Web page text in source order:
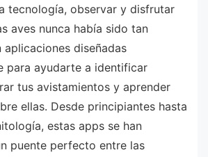
tecnología, observar y disfrutar
aves nunca había sido tan
aplicaciones diseñadas
para ayudarte a identificar
tus avistamientos y aprender
ellas. Desde principiantes hasta
estas apps se han
puente perfecto entre las